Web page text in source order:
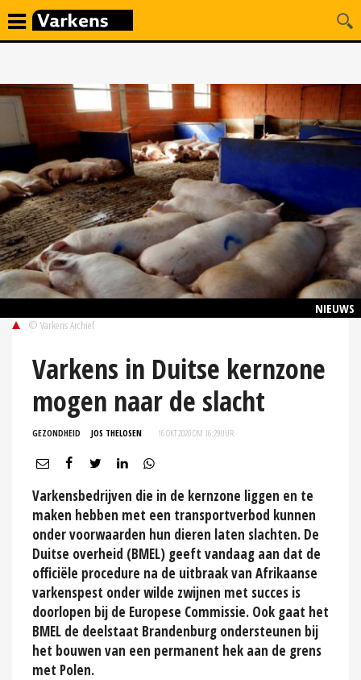
NIEUWS
© Varkens Archief
Varkens in Duitse kernzone
mogen naar de slacht
GEZONDHEID JOS THELOSEN 16 OKT 2020 OM 16:29UUR
Varkensbedrijven die in de kernzone liggen en te
maken hebben met een transportverbod kunnen
onder voorwaarden hun dieren laten slachten. De
Duitse overheid (BMEL) geeft vandaag aan dat de
officiële procedure na de uitbraak van Afrikaanse
varkenspest onder wilde zwijnen met succes is
doorlopen bij de Europese Commissie. Ook gaat het
BMEL de deelstaat Brandenburg ondersteunen bij
het bouwen van een permanent hek aan de grens
met Polen.